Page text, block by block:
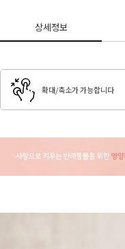
상세정보
확대/축소가 가능합니다